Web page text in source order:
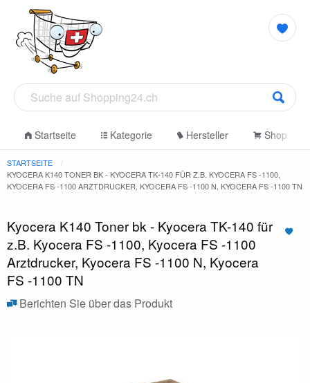
Startseite Kategorie Hersteller Shop
STARTSEITE
KYOCERA K140 TONER BK - KYOCERA TK-140 FÜR Z.B. KYOCERA FS -1100,
KYOCERA FS -1100 ARZTDRUCKER, KYOCERA FS -1100 N, KYOCERA FS -1100 TN
Kyocera K140 Toner bk - Kyocera TK-140 für
z.B. Kyocera FS -1100, Kyocera FS -1100
Arztdrucker, Kyocera FS -1100 N, Kyocera
FS -1100 TN
Berichten Sie über das Produkt